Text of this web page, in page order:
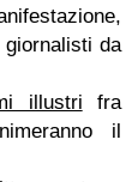
da
illustri fra
il